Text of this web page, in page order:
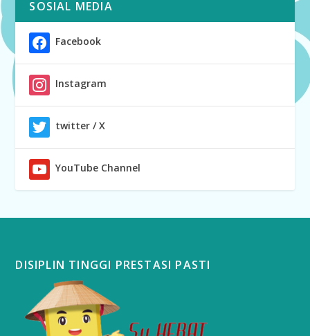
SOSIAL MEDIA
Facebook
Instagram
twitter / X
YouTube Channel
DISIPLIN TINGGI PRESTASI PASTI